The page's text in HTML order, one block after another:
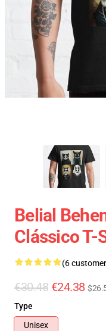
Belial
Clássico T-
(6
€30.48 €24.38
Type
Unisex